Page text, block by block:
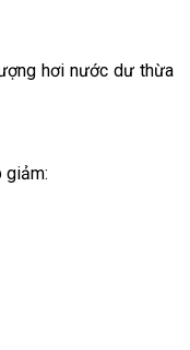
hơi nước dư thừa
giảm: